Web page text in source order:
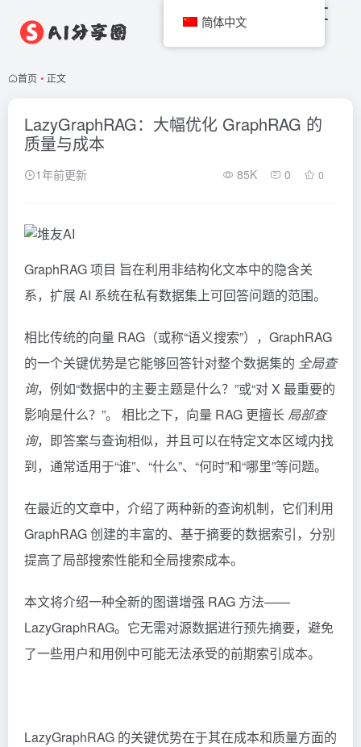
首页 • 正文
LazyGraphRAG：大幅优化 GraphRAG 的
质量与成本
1年前更新 85K 0 0
GraphRAG 项目 旨在利用非结构化文本中的隐含关
系，扩展 AI 系统在私有数据集上可回答问题的范围。
相比传统的向量 RAG（或称“语义搜索”），GraphRAG
的一个关键优势是它能够回答针对整个数据集的 全局查
询，例如“数据中的主要主题是什么？”或“对 X 最重要的
影响是什么？”。 相比之下，向量 RAG 更擅长 局部查
询，即答案与查询相似，并且可以在特定文本区域内找
到，通常适用于“谁”、“什么”、“何时”和“哪里”等问题。
在最近的文章中，介绍了两种新的查询机制，它们利用
GraphRAG 创建的丰富的、基于摘要的数据索引，分别
提高了局部搜索性能和全局搜索成本。
本文将介绍一种全新的图谱增强 RAG 方法——
LazyGraphRAG。它无需对源数据进行预先摘要，避免
了一些用户和用例中可能无法承受的前期索引成本。
LazyGraphRAG 的关键优势在于其在成本和质量方面的
简体中文